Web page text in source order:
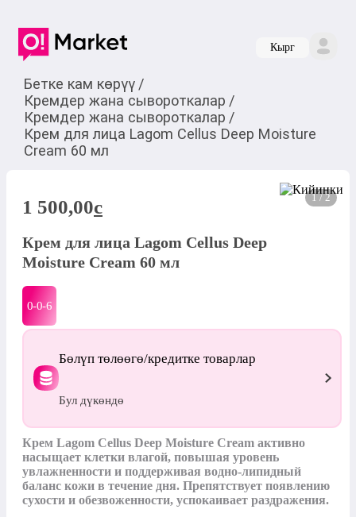
Кырг
Бетке кам көрүү /
Кремдер жана сывороткалар /
Кремдер жана сывороткалар /
Крем для лица Lagom Cellus Deep Moisture
Cream 60 мл
1 / 2
1 500,00c
Крем для лица Lagom Cellus Deep
Moisture Cream 60 мл
0-0-6
Бөлүп төлөөгө/кредитке товарлар
Бул дүкөндө
Крем Lagom Cellus Deep Moisture Cream активно
насыщает клетки влагой, повышая уровень
увлажненности и поддерживая водно-липидный
баланс кожи в течение дня. Препятствует появлению
сухости и обезвоженности, успокаивает раздражения.